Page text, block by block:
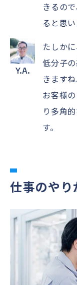
きるの
ると思い
Y.A.
たしか
低分子
きますね
お客様
り多角
す。
仕事のやり